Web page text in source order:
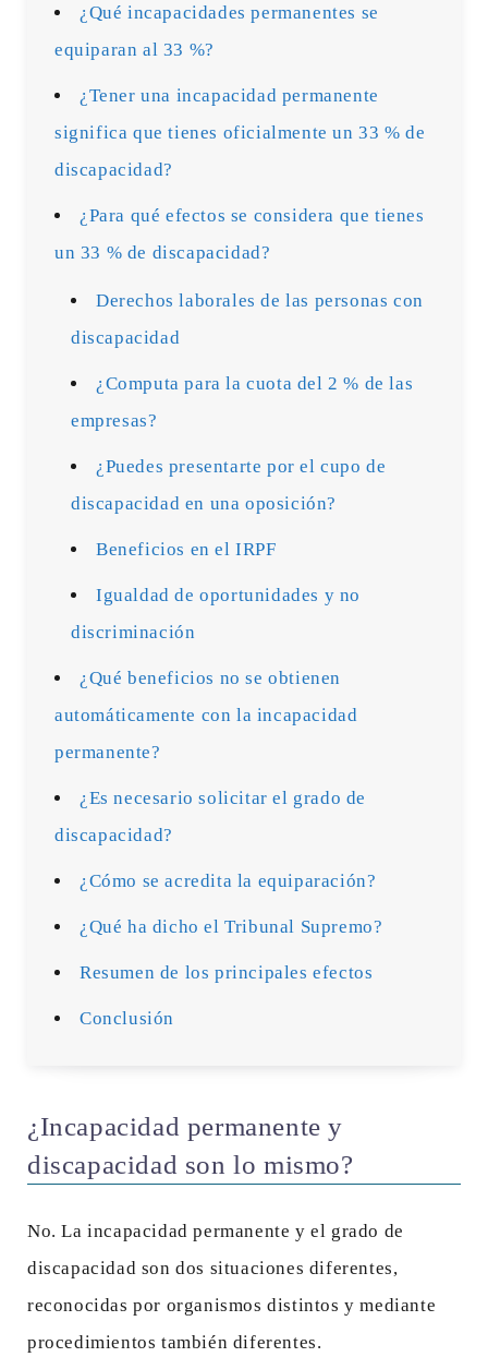
¿Qué incapacidades permanentes se
equiparan al 33 %?
¿Tener una incapacidad permanente
significa que tienes oficialmente un 33 % de
discapacidad?
¿Para qué efectos se considera que tienes
un 33 % de discapacidad?
Derechos laborales de las personas con
discapacidad
¿Computa para la cuota del 2 % de las
empresas?
¿Puedes presentarte por el cupo de
discapacidad en una oposición?
Beneficios en el IRPF
Igualdad de oportunidades y no
discriminación
¿Qué beneficios no se obtienen
automáticamente con la incapacidad
permanente?
¿Es necesario solicitar el grado de
discapacidad?
¿Cómo se acredita la equiparación?
¿Qué ha dicho el Tribunal Supremo?
Resumen de los principales efectos
Conclusión
¿Incapacidad permanente y
discapacidad son lo mismo?
No. La incapacidad permanente y el grado de
discapacidad son dos situaciones diferentes,
reconocidas por organismos distintos y mediante
procedimientos también diferentes.